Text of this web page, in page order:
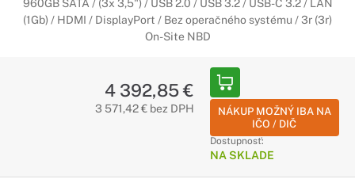
960GB SATA / (3x 3,5") / USB 2.0 / USB 3.2 / USB-C 3.2 / LAN
(1Gb) / HDMI / DisplayPort / Bez operačného systému / 3r (3r)
On-Site NBD
4 392,85 €
3 571,42 € bez DPH
NÁKUP MOŽNÝ IBA NA
IČO / DIČ
Dostupnosť:
NA SKLADE